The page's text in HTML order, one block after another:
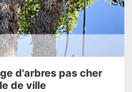
d'arbres pas cher
de ville